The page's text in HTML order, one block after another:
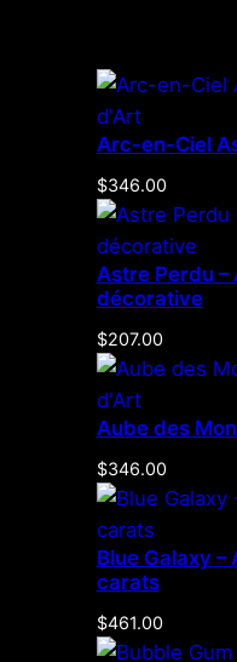
Arc-en-Ciel
$346.00
Astre Perdu –
décorative
$207.00
Aube des
$346.00
Blue Galaxy –
carats
$461.00